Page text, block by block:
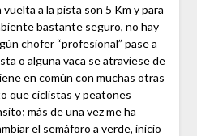
a la pista son 5 Km y para
bastante seguro, no hay
chofer “profesional” pase a
o alguna vaca se atraviese de
en común con muchas otras
que ciclistas y peatones
más de una vez me ha
el semáforo a verde, inicio